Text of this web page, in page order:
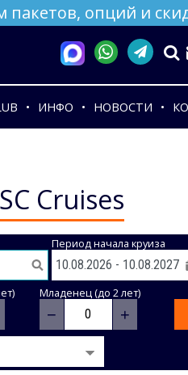
пакетов, опций и
ИНФО НОВОСТИ
Cruises
Период начала круиза
Младенец (до 2 лет)
− +